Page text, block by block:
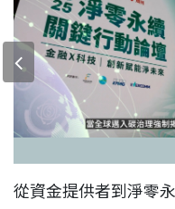
從資金提供者到淨零